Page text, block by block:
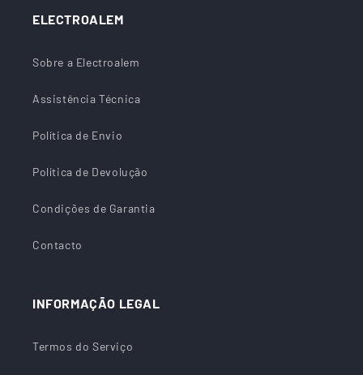
ELECTROALEM
Sobre a Electroalem
Assistência Técnica
Política de Envio
Política de Devolução
Condições de Garantia
Contacto
INFORMAÇÃO LEGAL
Termos do Serviço